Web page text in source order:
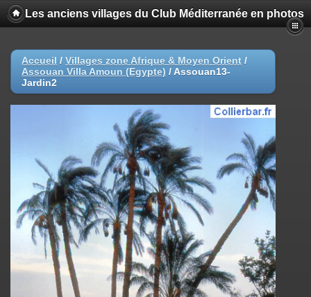
Les anciens villages du Club Méditerranée en photos
Accueil / Villages zone Afrique & Moyen Orient /
Assouan Villa Amoun (Egypte) / Assouan13-
Jardin2